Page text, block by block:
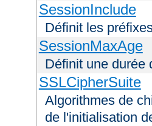
SessionInclude
Définit les
SessionMaxAge
Définit une durée
SSLCipherSuite
Algorithmes de
de l'initialisation